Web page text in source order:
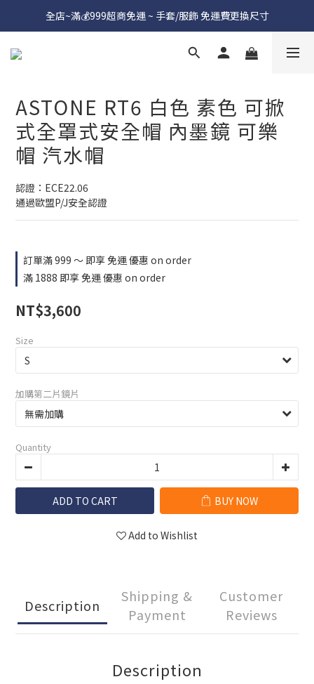
全店~滿💰999超商免運 ~ 手套/服飾 免運費更換尺寸
ASTONE RT6 白色 素色 可掀
式全罩式安全帽 內墨鏡 可樂
帽 汽水帽
認證：ECE22.06
通過歐盟P/J安全認證
訂單滿 999 ～ 即享 免運 優惠 on order
滿 1888 即享 免運 優惠 on order
NT$3,600
Size
加購第二片鏡片
Quantity
ADD TO CART BUY NOW
Add to Wishlist
Description
Shipping &
Payment
Customer
Reviews
Description